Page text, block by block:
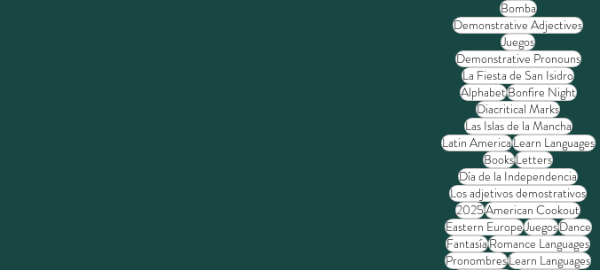
Bomba
Demonstrative Adjectives
Juegos
Demonstrative Pronouns
La Fiesta de San Isidro
AlphabetBonfire Night
Diacritical Marks
Las Islas de la Mancha
Latin AmericaLearn Languages
BooksLetters
Día de la Independencia
Los adjetivos demostrativos
2025American Cookout
Eastern EuropeJuegosDance
FantasíaRomance Languages
PronombresLearn Languages